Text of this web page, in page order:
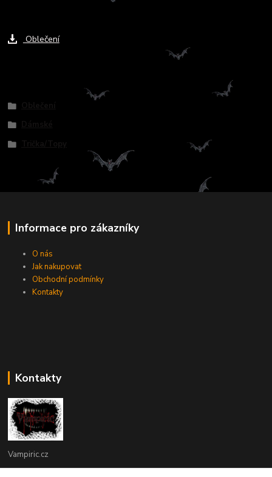
Oblečení
Informace pro zákazníky
O nás
Jak nakupovat
Obchodní podmínky
Kontakty
Kontakty
Vampiric.cz